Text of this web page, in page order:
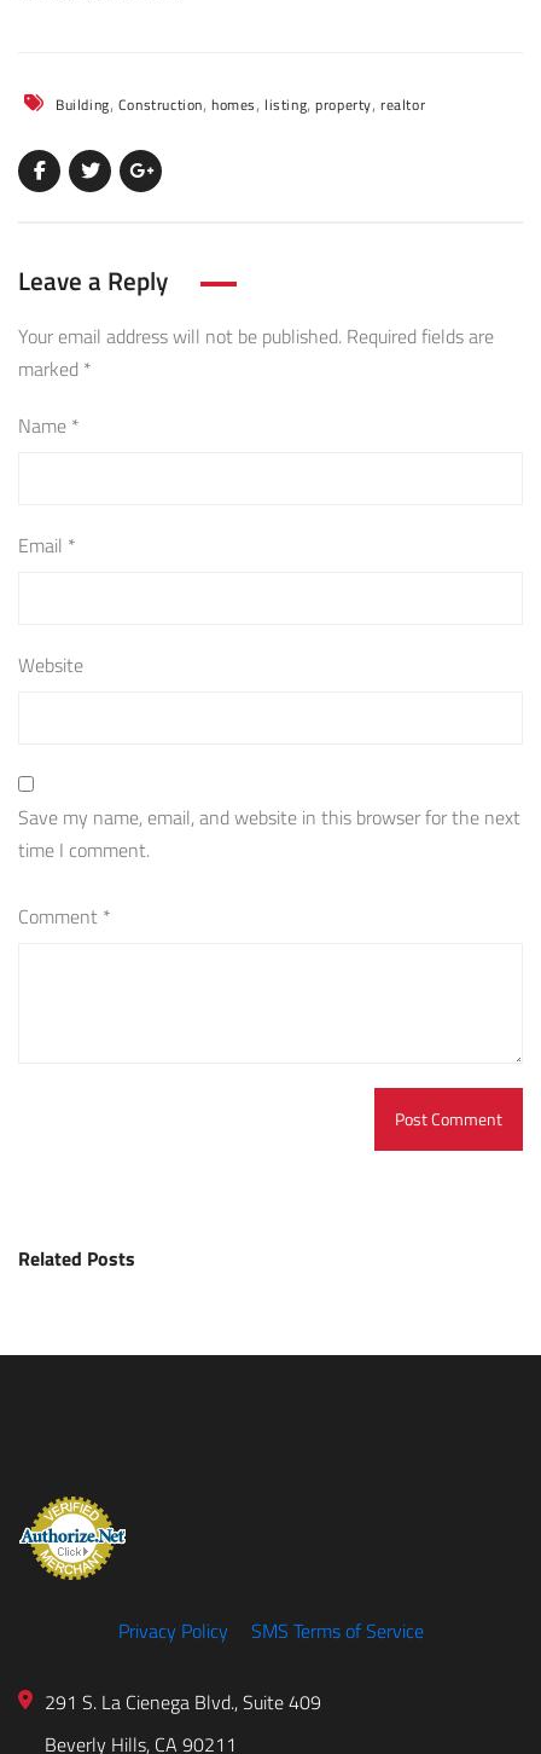
Building, Construction,homes, listing,property,realtor
Leave a Reply
Your email address will not be published. Required fields are
marked *
Name *
Email *
Website
Save my name, email, and website in this browser for the next
time I comment.
Comment *
Related Posts
Privacy Policy SMS Terms of Service
291 S. La Cienega Blvd., Suite 409
Beverly Hills, CA 90211